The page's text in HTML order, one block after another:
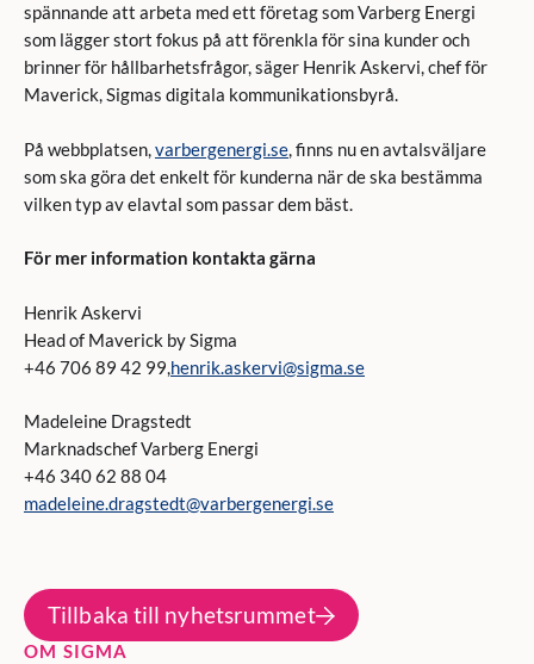
spännande att arbeta med ett företag som Varberg Energi
som lägger stort fokus på att förenkla för sina kunder och
brinner för hållbarhetsfrågor, säger Henrik Askervi, chef för
Maverick, Sigmas digitala kommunikationsbyrå.
På webbplatsen, varbergenergi.se , finns nu en avtalsväljare
som ska göra det enkelt för kunderna när de ska bestämma
vilken typ av elavtal som passar dem bäst.
För mer information kontakta gärna
Henrik Askervi
Head of Maverick by Sigma
+46 706 89 42 99, henrik.askervi@sigma.se
Madeleine Dragstedt
Marknadschef Varberg Energi
+46 340 62 88 04
madeleine.dragstedt@varbergenergi.se
Tillbaka till nyhetsrummet
OM SIGMA